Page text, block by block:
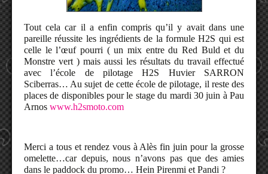
Tout cela car il a enfin compris qu’il y avait dans une
pareille réussite les ingrédients de la formule H2S qui est
celle le l’œuf pourri ( un mix entre du Red Buld et du
Monstre vert ) mais aussi les résultats du travail effectué
avec l’école de pilotage H2S Huvier SARRON
Sciberras… Au sujet de cette école de pilotage, il reste des
places de disponibles pour le stage du mardi 30 juin à Pau
Arnos www.h2smoto.com
Merci a tous et rendez vous à Alès fin juin pour la grosse
omelette…car depuis, nous n’avons pas que des amies
dans le paddock du promo… Hein Pirenmi et Pandi ?